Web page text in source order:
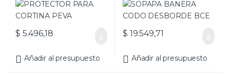
$ 5.496,18
Añadir al presupuesto
$ 19.549,71
Añadir al presupuesto